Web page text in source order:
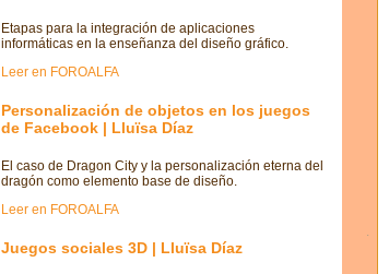
Etapas para la integración de aplicaciones
informáticas en la enseñanza del diseño gráfico.
Leer en FOROALFA
Personalización de objetos en los juegos
de Facebook | Lluïsa Díaz
El caso de Dragon City y la personalización eterna del
dragón como elemento base de diseño.
Leer en FOROALFA
Juegos sociales 3D | Lluïsa Díaz